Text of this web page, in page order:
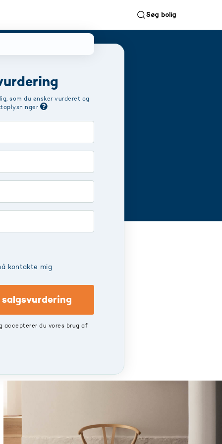
Søg bolig
som du ønsker vurderet og
kontakte mig
accepterer du vores brug af